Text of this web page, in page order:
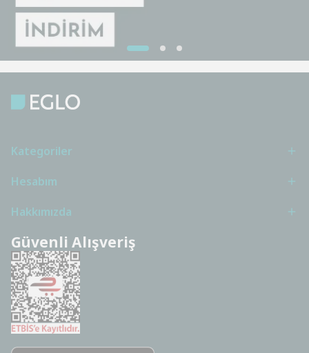
Kategoriler
Hesabım
Hakkımızda
Güvenli Alışveriş